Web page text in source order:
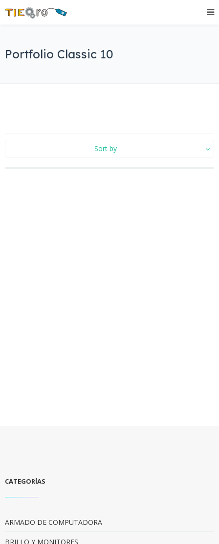
Portfolio Classic 10
Sort by
CATEGORÍAS
ARMADO DE COMPUTADORA
BRILLO Y MONITORES